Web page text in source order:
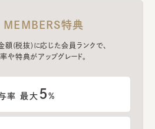
特典
(税抜)に応じた会員ランクで、
や特典がアップグレード。
率 最大 5%